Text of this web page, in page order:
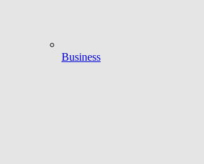
Business